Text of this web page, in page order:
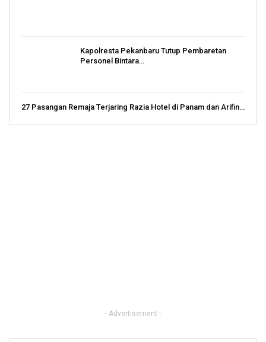
Kapolresta Pekanbaru Tutup Pembaretan
Personel Bintara…
27 Pasangan Remaja Terjaring Razia Hotel di Panam dan Arifin…
- Advertisement -